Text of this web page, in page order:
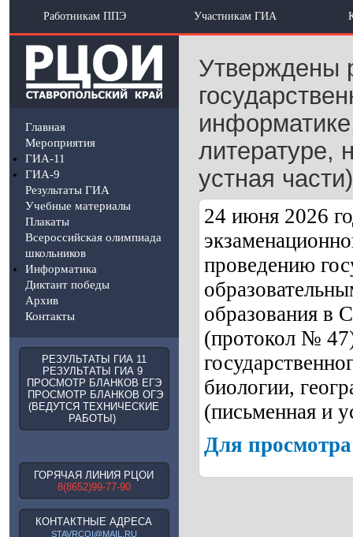
Работникам ППЭ Участникам ГИА
Главная
Мероприятия
ГИА-11
ГИА-9
Результаты ГИА
Учебные материалы
Плакаты
Всероссийская олимпиада
школьников
Информатика
Диктант победы
Архив
Контакты
РЕЗУЛЬТАТЫ ГИА 11
РЕЗУЛЬТАТЫ ГИА 9
ПРОСМОТР БЛАНКОВ ЕГЭ
ПРОСМОТР БЛАНКОВ ОГЭ
(ВЕДУТСЯ ТЕХНИЧЕСКИЕ
РАБОТЫ)
ГОРЯЧАЯ ЛИНИЯ РЦОИ
8(8652)99-77-90
КОНТАКТНЫЕ АДРЕСА
STAVRCOI@MAIL.RU
Утверждены
литературе,
устная
24 июня 2026
проведению
образования в
(протокол №
биологии,
(письменная и
Для просмотра